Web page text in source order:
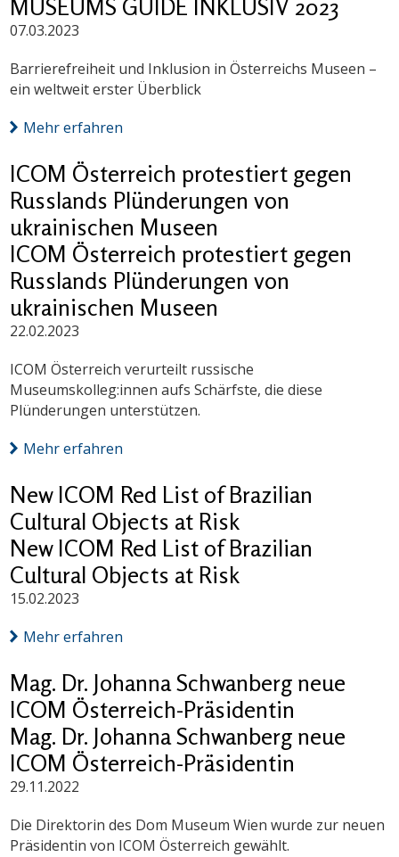
MUSEUMS GUIDE INKLUSIV 2023
07.03.2023
Barrierefreiheit und Inklusion in Österreichs Museen –
ein weltweit erster Überblick
Mehr erfahren
ICOM Österreich protestiert gegen
Russlands Plünderungen von
ukrainischen Museen
ICOM Österreich protestiert gegen
Russlands Plünderungen von
ukrainischen Museen
22.02.2023
ICOM Österreich verurteilt russische
Museumskolleg:innen aufs Schärfste, die diese
Plünderungen unterstützen.
Mehr erfahren
New ICOM Red List of Brazilian
Cultural Objects at Risk
New ICOM Red List of Brazilian
Cultural Objects at Risk
15.02.2023
Mehr erfahren
Mag. Dr. Johanna Schwanberg neue
ICOM Österreich-Präsidentin
Mag. Dr. Johanna Schwanberg neue
ICOM Österreich-Präsidentin
29.11.2022
Die Direktorin des Dom Museum Wien wurde zur neuen
Präsidentin von ICOM Österreich gewählt.